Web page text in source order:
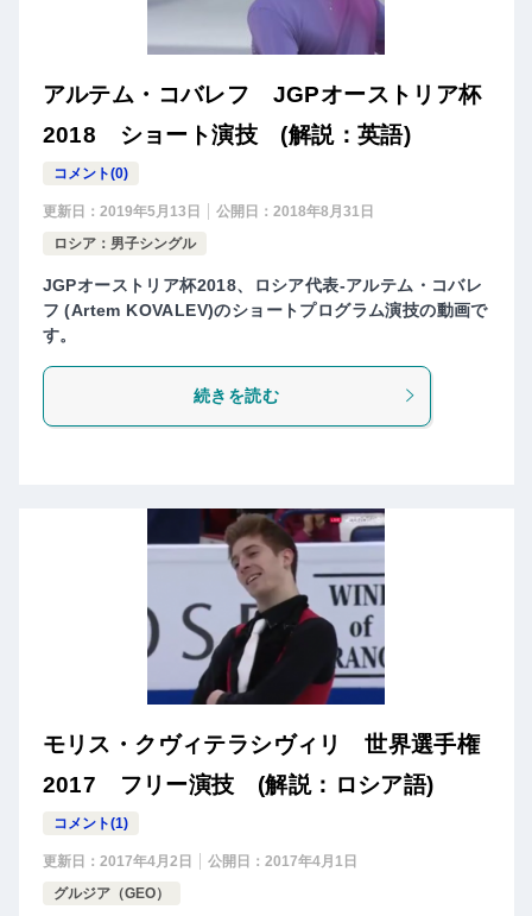
アルテム・コバレフ JGPオーストリア杯
2018 ショート演技 (解説：英語)
コメント(0)
更新日： 2019年5月13日 公開日： 2018年8月31日
ロシア：男子シングル
JGPオーストリア杯2018、ロシア代表-アルテム・コバレ
フ (Artem KOVALEV)のショートプログラム演技の動画で
す。
続きを読む
モリス・クヴィテラシヴィリ 世界選手権
2017 フリー演技 (解説：ロシア語)
コメント(1)
更新日： 2017年4月2日 公開日： 2017年4月1日
グルジア（GEO）